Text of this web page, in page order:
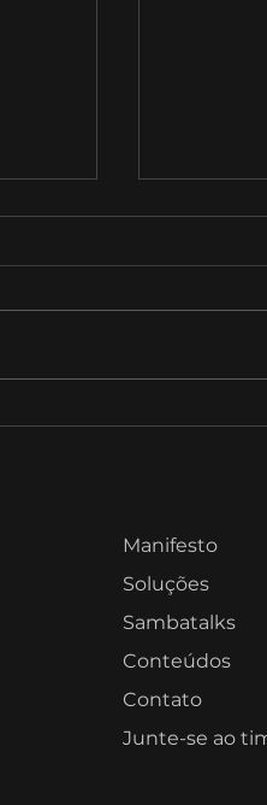
Manifesto
Soluções
Sambatalks
Conteúdos
Contato
Junte-se ao